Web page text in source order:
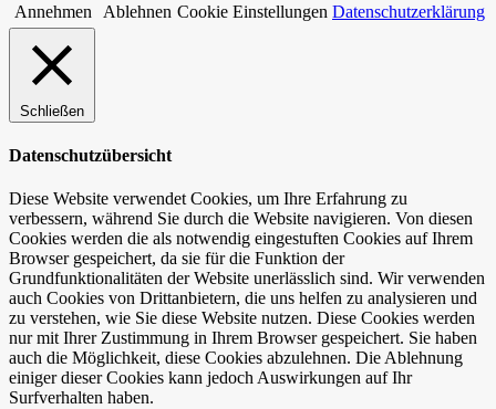
Annehmen Ablehnen Cookie Einstellungen Datenschutzerklärung
Schließen
Datenschutzübersicht
Diese Website verwendet Cookies, um Ihre Erfahrung zu
verbessern, während Sie durch die Website navigieren. Von diesen
Cookies werden die als notwendig eingestuften Cookies auf Ihrem
Browser gespeichert, da sie für die Funktion der
Grundfunktionalitäten der Website unerlässlich sind. Wir verwenden
auch Cookies von Drittanbietern, die uns helfen zu analysieren und
zu verstehen, wie Sie diese Website nutzen. Diese Cookies werden
nur mit Ihrer Zustimmung in Ihrem Browser gespeichert. Sie haben
auch die Möglichkeit, diese Cookies abzulehnen. Die Ablehnung
einiger dieser Cookies kann jedoch Auswirkungen auf Ihr
Surfverhalten haben.